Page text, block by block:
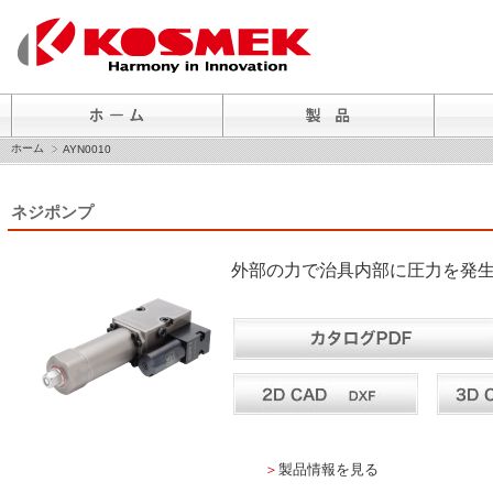
ホーム AYN0010
ネジポンプ
外部の力で治具内部に圧力を発
＞ 製品情報を見る